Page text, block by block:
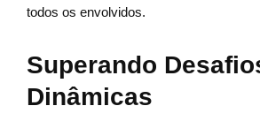
todos os envolvidos.
Superando
Dinâmicas